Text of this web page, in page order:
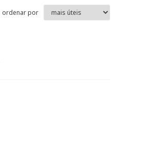
ordenar por